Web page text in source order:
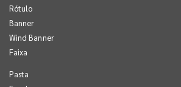
Rótulo
Banner
Wind Banner
Faixa
Pasta